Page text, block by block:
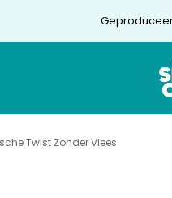
Twist Zonder Vlees